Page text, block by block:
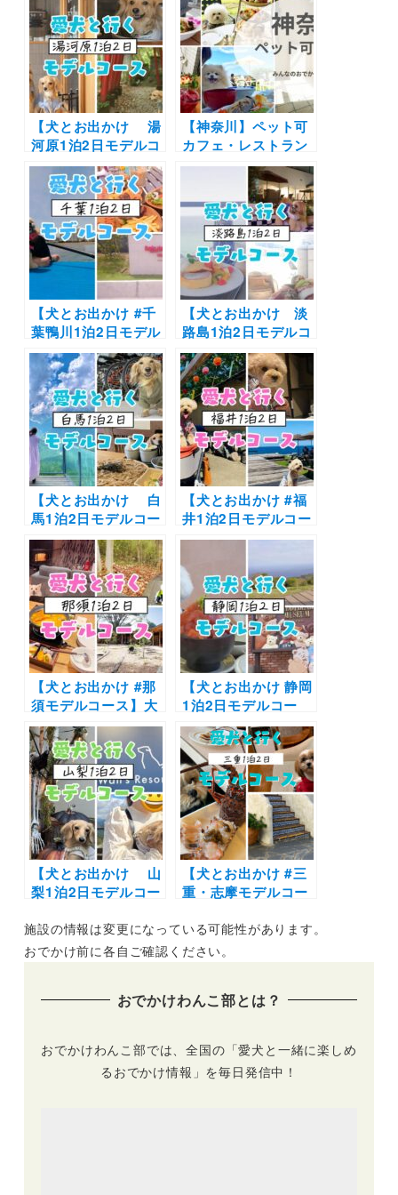
【犬とお出かけ 湯
河原1泊2日モデルコ
ース】ドッグファー
ストなお宿やカフェ
を巡る！万葉公園～
コレドール湯河原
Dog&Resort～
WAKAFE～湯河原カ
フェ
【神奈川】ペット可
カフェ・レストラン
30選 | 愛犬と一緒に
中華街の食べ放題や
アフタヌーンティー
を楽しもう♪
【犬とお出かけ #千
葉鴨川1泊2日モデル
コース】広々ヴィラ
に泊まって初めての
SUPにもチャレンジ
♪KAMO Kitchen～
Rakuten STAY
VILLA 鴨川～SUP
GUIDE
KAMOGAWA～カモ
ガワバウム
【犬とお出かけ 淡
路島1泊2日モデルコ
ース】有名スポット
巡りでグルメも景色
も満喫！漁師めし 友
明丸～淡路サービス
エリア大観覧～ヴィ
ラオルティージャ～
幸せのパンケーキ 淡
路島テラス
【犬とお出かけ 白
馬1泊2日モデルコー
ス】愛犬家に人気の
スポットを制覇！白
馬岩岳マウンテンリ
ゾート～コートヤー
ド・バイ・マリオッ
ト白馬～呑者屋(のん
じゃえ)～Snow
Peak LAND
STATION HAKUBA
【犬とお出かけ #福
井1泊2日モデルコー
ス】“ワンちゃんフ
泊まるコース！一乗
谷朝倉氏遺跡～福井
駅西口恐竜広場～
cafe Mare～あわら
温泉 月香
【犬とお出かけ #那
須モデルコース】大
人気のコテージリゾ
ートに泊まり自然と
グルメを満喫するプ
ラン！那須 花と体験
の森～GOOD
NEWS～マウントジ
ーンズ那須～エンゼ
ルフォレスト白河高
原
【犬とお出かけ 静岡
1泊2日モデルコー
ス】人気の伊豆でグ
ルメや体験を堪能！
伊豆高原ビールうま
いもん処店～伊豆テ
ディベア・ミュージ
アム～小室山～プチ
ホテル アニマーレ
プレミアム伊豆～グ
ラスマレライミュー
ジアム
【犬とお出かけ 山
梨1泊2日モデルコー
八ヶ岳を大満喫！〜
PAPER MOON～
岳 ピーマン通り～清
【犬とお出かけ #三
重・志摩モデルコー
堪能＆コテージで宿
泊プラン | 海女小屋
レスト～ともやま展
施設の情報は変更になっている可能性があります。
おでかけ前に各自ご確認ください。
おでかけわんこ部とは？
おでかけわんこ部では、全国の「愛犬と一緒に楽しめ
るおでかけ情報」を毎日発信中！